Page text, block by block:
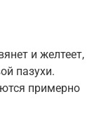
и желтеет,
пазухи.
примерно